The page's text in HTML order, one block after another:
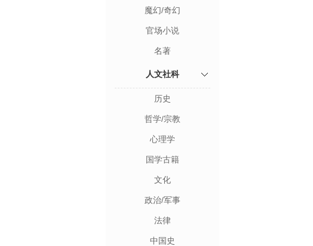
魔幻/奇幻
官场小说
名著
人文社科
历史
哲学/宗教
心理学
国学古籍
文化
政治/军事
法律
中国史